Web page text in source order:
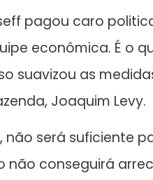
pagou caro
econômica. É o
suavizou as
Joaquim Levy.
será suficiente
não conseguirá